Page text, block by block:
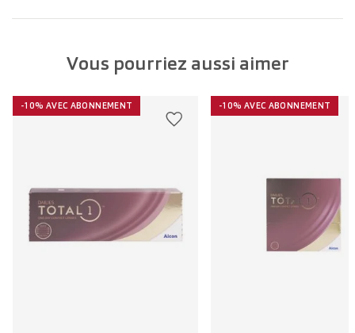
Vous pourriez aussi aimer
-10% AVEC ABONNEMENT -10% AVEC ABONNEMENT